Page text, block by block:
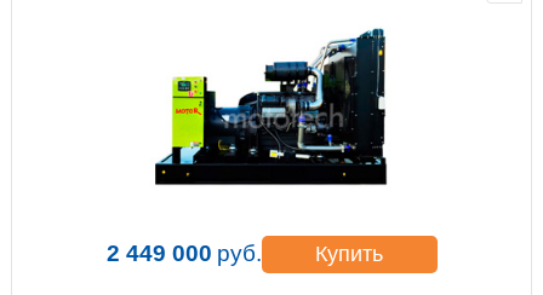
2 449 000 руб. Купить